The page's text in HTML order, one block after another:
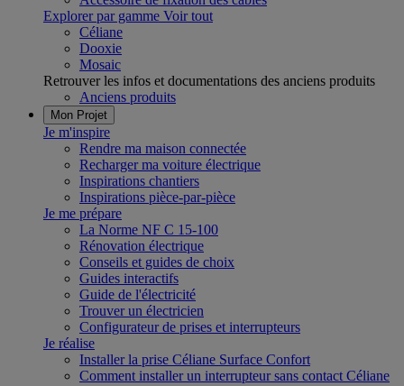
Explorer par gamme Voir tout
Céliane
Dooxie
Mosaic
Retrouver les infos et documentations des anciens produits
Anciens produits
Mon Projet
Je m'inspire
Rendre ma maison connectée
Recharger ma voiture électrique
Inspirations chantiers
Inspirations pièce-par-pièce
Je me prépare
La Norme NF C 15-100
Rénovation électrique
Conseils et guides de choix
Guides interactifs
Guide de l'électricité
Trouver un électricien
Configurateur de prises et interrupteurs
Je réalise
Installer la prise Céliane Surface Confort
Comment installer un interrupteur sans contact Céliane